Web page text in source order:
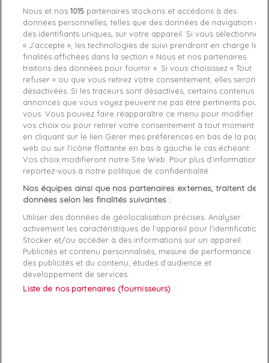
Référence E0VSBSE370728 38
Fiche technique
Couleur
Matière cuir
Style Basket basse
Conseil Taille Prenez votre taille habituelle
Genre Femme
Fermeture Lacets
Rayon Chaussure
Démarque 35 %
Semelle
intérieure
Textile
Nous et nos1015 partenaires stockons et accédons à des
données personnelles, telles que des données de navigation ou
des identifiants uniques, sur votre appareil. Si vous sélectionnez
« J’accepte », les technologies de suivi prendront en charge les
finalités affichées dans la section « Nous et nos partenaires
traitons des données pour fournir ». Si vous choisissez « Tout
refuser » ou que vous retirez votre consentement, elles seront
désactivées. Si les traceurs sont désactivés, certains contenus et
annonces que vous voyez peuvent ne pas être pertinents pour
vous. Vous pouvez faire réapparaître ce menu pour modifier
vos choix ou pour retirer votre consentement à tout moment
en cliquant sur le lien Gérer mes préférences en bas de la page
web ou sur l’icône flottante en bas à gauche le cas échéant.
Vos choix modifieront notre Site Web. Pour plus d’informations,
reportez-vous à notre politique de confidentialité.
Nos équipes ainsi que nos partenaires externes, traitent des
données selon les finalités suivantes :
Utiliser des données de géolocalisation précises. Analyser
activement les caractéristiques de l’appareil pour l’identification.
Stocker et/ou accéder à des informations sur un appareil.
Publicités et contenu personnalisés, mesure de performance
des publicités et du contenu, études d’audience et
développement de services.
Liste de nos partenaires (fournisseurs)